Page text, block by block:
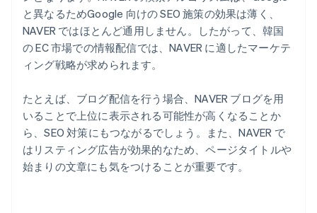
と異なるためGoogle 向けの SEO 施策の効果は薄く、
NAVER ではほとんど通用しません。したがって、韓国
の EC 市場での情報配信では、NAVER に適したマーケテ
ィング戦略が求められます。
たとえば、ブログ配信を行う場合、NAVER ブログを用
いることで上位に表示される可能性が高くなることか
ら、SEO 対策にもつながるでしょう。また、NAVER で
はリスティング広告が効果的なため、ページタイトルや
始まりの文章にも気をつけることが重要です。